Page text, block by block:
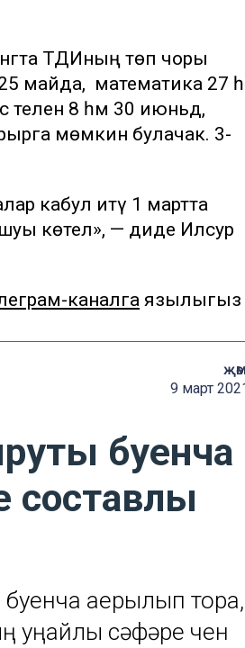
ТДИның төп чоры
майда, ә математика 27
телен 8 һәм 30 июньдә,
мөмкин булачак. 3-
кабул итү 1 мартта
көтелә», — диде Илсур
каналга язылыгыз
9 март
буенча
составлы
аерылып тора,
сәфәре өчен